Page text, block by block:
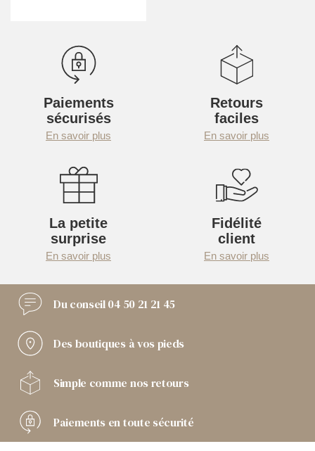
Paiements
sécurisés
En savoir plus
Retours
faciles
En savoir plus
La petite
surprise
En savoir plus
Fidélité
client
En savoir plus
Du conseil04 50 21 21 45
Des boutiques à vos pieds
Simple comme nos retours
Paiements en toute sécurité